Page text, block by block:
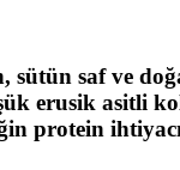
sütün saf ve
erusik asitli
protein